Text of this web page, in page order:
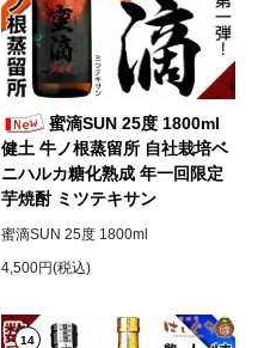
蜜滴SUN 25度 1800ml
健土 牛ノ根蒸留所 自社栽培ベ
ニハルカ糖化熟成 年一回限定
芋焼酎 ミツテキサン
蜜滴SUN 25度 1800ml
4,500円(税込)
14